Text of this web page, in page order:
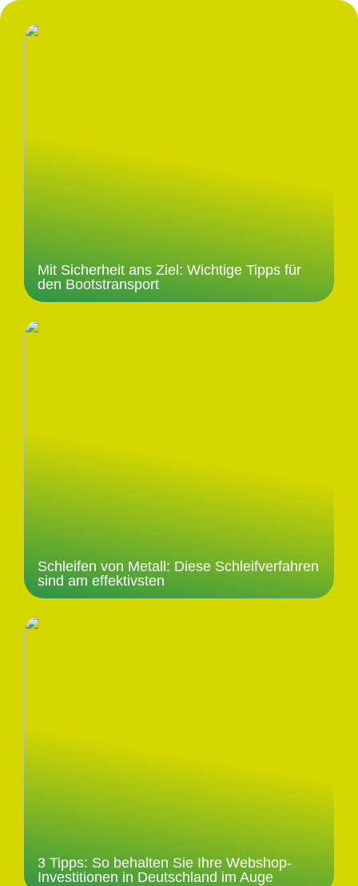
Mit Sicherheit ans Ziel: Wichtige Tipps für
den Bootstransport
Schleifen von Metall: Diese Schleifverfahren
sind am effektivsten
3 Tipps: So behalten Sie Ihre Webshop-
Investitionen in Deutschland im Auge